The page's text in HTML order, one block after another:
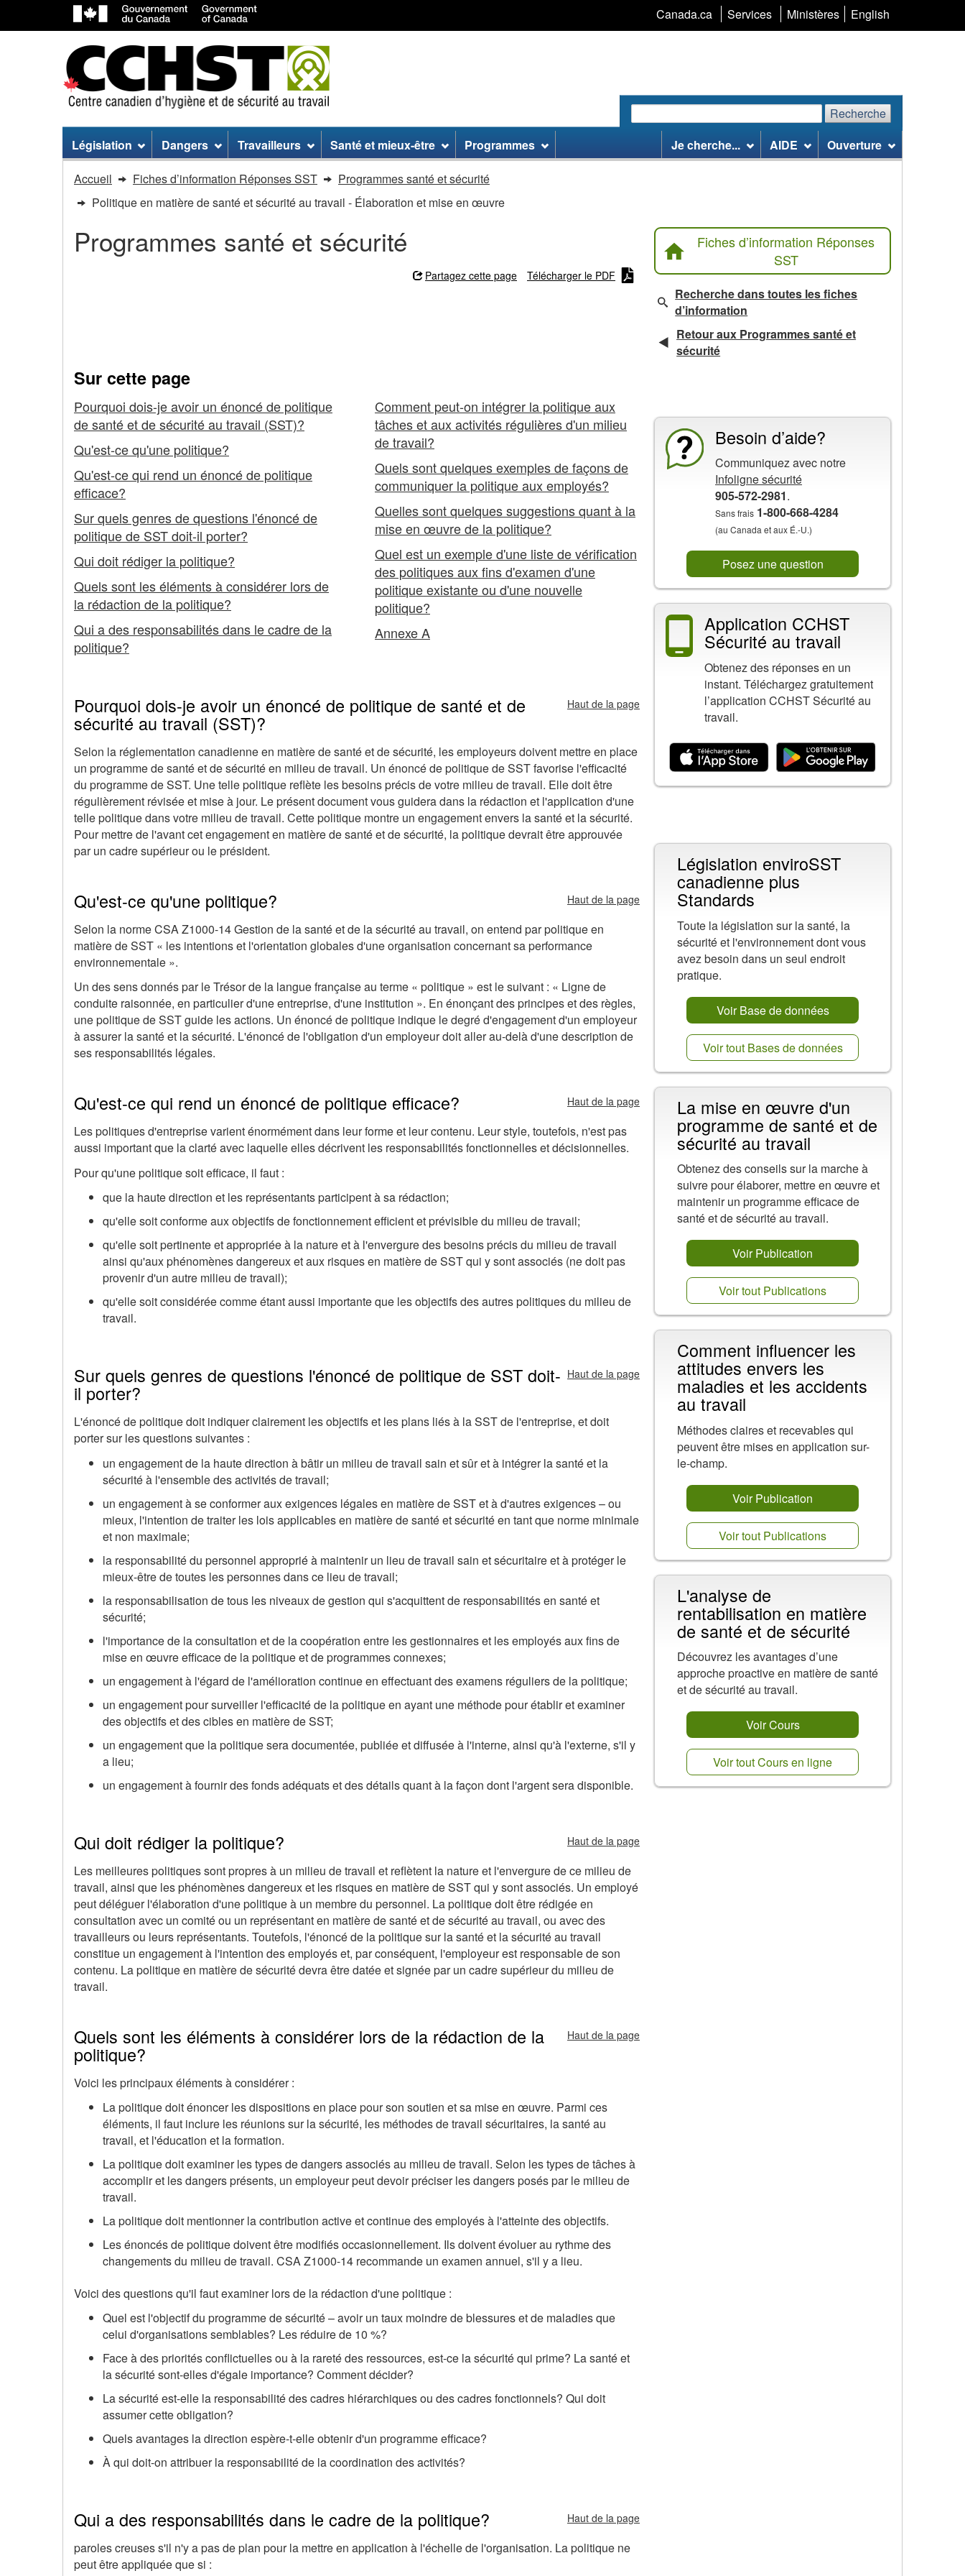
au
aux
à
Canada.ca Services Ministères Sélection
langue
English
Recherche
le
Web
Recherche
Menu
du
site
Législation Dangers Travailleurs Santé et mieux-être Programmes Je cherche... AIDE Ouverture
sécurité
Élaboration
Accueil Fiches d’information Réponses SST
Programmes santé et sécurité
Politique en matière de santé et sécurité au travail - Élaboration et mise en œuvre
Programmes santé et sécurité
Partagez cette page Télécharger le PDF
Sur cette page
Pourquoi dois-je avoir un énoncé de politique
de santé et de sécurité au travail (SST)?
Qu'est-ce qu'une politique?
Qu'est-ce qui rend un énoncé de politique
efficace?
Sur quels genres de questions l'énoncé de
politique de SST doit-il porter?
Qui doit rédiger la politique?
Quels sont les éléments à considérer lors de
la rédaction de la politique?
Qui a des responsabilités dans le cadre de la
politique?
Comment peut-on intégrer la politique aux
tâches et aux activités régulières d'un milieu
de travail?
Quels sont quelques exemples de façons de
communiquer la politique aux employés?
Quelles sont quelques suggestions quant à la
mise en œuvre de la politique?
Quel est un exemple d'une liste de vérification
des politiques aux fins d'examen d'une
politique existante ou d'une nouvelle
politique?
Annexe A
Pourquoi dois-je avoir un énoncé de politique de santé et de
sécurité au travail (SST)?
Haut de la page
Selon la réglementation canadienne en matière de santé et de sécurité, les employeurs doivent mettre en place
un programme de santé et de sécurité en milieu de travail. Un énoncé de politique de SST favorise l'efficacité
du programme de SST. Une telle politique reflète les besoins précis de votre milieu de travail. Elle doit être
régulièrement révisée et mise à jour. Le présent document vous guidera dans la rédaction et l'application d'une
telle politique dans votre milieu de travail. Cette politique montre un engagement envers la santé et la sécurité.
Pour mettre de l'avant cet engagement en matière de santé et de sécurité, la politique devrait être approuvée
par un cadre supérieur ou le président.
Qu'est-ce qu'une politique? Haut de la page
Selon la norme CSA Z1000-14 Gestion de la santé et de la sécurité au travail, on entend par politique en
matière de SST « les intentions et l'orientation globales d'une organisation concernant sa performance
environnementale ».
Un des sens donnés par le Trésor de la langue française au terme « politique » est le suivant : « Ligne de
conduite raisonnée, en particulier d'une entreprise, d'une institution ». En énonçant des principes et des règles,
une politique de SST guide les actions. Un énoncé de politique indique le degré d'engagement d'un employeur
à assurer la santé et la sécurité. L'énoncé de l'obligation d'un employeur doit aller au-delà d'une description de
ses responsabilités légales.
Qu'est-ce qui rend un énoncé de politique efficace? Haut de la page
Les politiques d'entreprise varient énormément dans leur forme et leur contenu. Leur style, toutefois, n'est pas
aussi important que la clarté avec laquelle elles décrivent les responsabilités fonctionnelles et décisionnelles.
Pour qu'une politique soit efficace, il faut :
que la haute direction et les représentants participent à sa rédaction;
qu'elle soit conforme aux objectifs de fonctionnement efficient et prévisible du milieu de travail;
qu'elle soit pertinente et appropriée à la nature et à l'envergure des besoins précis du milieu de travail
ainsi qu'aux phénomènes dangereux et aux risques en matière de SST qui y sont associés (ne doit pas
provenir d'un autre milieu de travail);
qu'elle soit considérée comme étant aussi importante que les objectifs des autres politiques du milieu de
travail.
Sur quels genres de questions l'énoncé de politique de SST doit-
il porter?
Haut de la page
L'énoncé de politique doit indiquer clairement les objectifs et les plans liés à la SST de l'entreprise, et doit
porter sur les questions suivantes :
un engagement de la haute direction à bâtir un milieu de travail sain et sûr et à intégrer la santé et la
sécurité à l'ensemble des activités de travail;
un engagement à se conformer aux exigences légales en matière de SST et à d'autres exigences – ou
mieux, l'intention de traiter les lois applicables en matière de santé et sécurité en tant que norme minimale
et non maximale;
la responsabilité du personnel approprié à maintenir un lieu de travail sain et sécuritaire et à protéger le
mieux-être de toutes les personnes dans ce lieu de travail;
la responsabilisation de tous les niveaux de gestion qui s'acquittent de responsabilités en santé et
sécurité;
l'importance de la consultation et de la coopération entre les gestionnaires et les employés aux fins de
mise en œuvre efficace de la politique et de programmes connexes;
un engagement à l'égard de l'amélioration continue en effectuant des examens réguliers de la politique;
un engagement pour surveiller l'efficacité de la politique en ayant une méthode pour établir et examiner
des objectifs et des cibles en matière de SST;
un engagement que la politique sera documentée, publiée et diffusée à l'interne, ainsi qu'à l'externe, s'il y
a lieu;
un engagement à fournir des fonds adéquats et des détails quant à la façon dont l'argent sera disponible.
Qui doit rédiger la politique? Haut de la page
Les meilleures politiques sont propres à un milieu de travail et reflètent la nature et l'envergure de ce milieu de
travail, ainsi que les phénomènes dangereux et les risques en matière de SST qui y sont associés. Un employé
peut déléguer l'élaboration d'une politique à un membre du personnel. La politique doit être rédigée en
consultation avec un comité ou un représentant en matière de santé et de sécurité au travail, ou avec des
travailleurs ou leurs représentants. Toutefois, l'énoncé de la politique sur la santé et la sécurité au travail
constitue un engagement à l'intention des employés et, par conséquent, l'employeur est responsable de son
contenu. La politique en matière de sécurité devra être datée et signée par un cadre supérieur du milieu de
travail.
Quels sont les éléments à considérer lors de la rédaction de la
politique?
Haut de la page
Voici les principaux éléments à considérer :
La politique doit énoncer les dispositions en place pour son soutien et sa mise en œuvre. Parmi ces
éléments, il faut inclure les réunions sur la sécurité, les méthodes de travail sécuritaires, la santé au
travail, et l'éducation et la formation.
La politique doit examiner les types de dangers associés au milieu de travail. Selon les types de tâches à
accomplir et les dangers présents, un employeur peut devoir préciser les dangers posés par le milieu de
travail.
La politique doit mentionner la contribution active et continue des employés à l'atteinte des objectifs.
Les énoncés de politique doivent être modifiés occasionnellement. Ils doivent évoluer au rythme des
changements du milieu de travail. CSA Z1000-14 recommande un examen annuel, s'il y a lieu.
Voici des questions qu'il faut examiner lors de la rédaction d'une politique :
Quel est l'objectif du programme de sécurité – avoir un taux moindre de blessures et de maladies que
celui d'organisations semblables? Les réduire de 10 %?
Face à des priorités conflictuelles ou à la rareté des ressources, est-ce la sécurité qui prime? La santé et
la sécurité sont-elles d'égale importance? Comment décider?
La sécurité est-elle la responsabilité des cadres hiérarchiques ou des cadres fonctionnels? Qui doit
assumer cette obligation?
Quels avantages la direction espère-t-elle obtenir d'un programme efficace?
À qui doit-on attribuer la responsabilité de la coordination des activités?
Qui a des responsabilités dans le cadre de la politique? Haut de la page
paroles creuses s'il n'y a pas de plan pour la mettre en application à l'échelle de l'organisation. La politique ne
peut être appliquée que si :
Fiches d’information Réponses
SST
Recherche dans toutes les fiches
d’information
Retour aux Programmes santé et
sécurité
Besoin d’aide?
Communiquez avec notre
Infoligne sécurité
905-572-2981.
Sans frais 1-800-668-4284
(au Canada et aux É.-U.)
Posez une question
Application CCHST
Sécurité au travail
Obtenez des réponses en un
instant. Téléchargez gratuitement
l’application CCHST Sécurité au
travail.
Législation enviroSST
canadienne plus
Standards
Toute la législation sur la santé, la
sécurité et l'environnement dont vous
avez besoin dans un seul endroit
pratique.
Voir Base de données
Voir tout Bases de données
La mise en œuvre d'un
programme de santé et de
sécurité au travail
Obtenez des conseils sur la marche à
suivre pour élaborer, mettre en œuvre et
maintenir un programme efficace de
santé et de sécurité au travail.
Voir Publication
Voir tout Publications
Comment influencer les
attitudes envers les
maladies et les accidents
au travail
Méthodes claires et recevables qui
peuvent être mises en application sur-
le-champ.
Voir Publication
Voir tout Publications
L'analyse de
rentabilisation en matière
de santé et de sécurité
Découvrez les avantages d’une
approche proactive en matière de santé
et de sécurité au travail.
Voir Cours
Voir tout Cours en ligne